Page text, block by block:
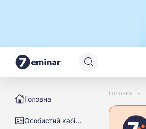
Головна
Особистий кабінет
Головна